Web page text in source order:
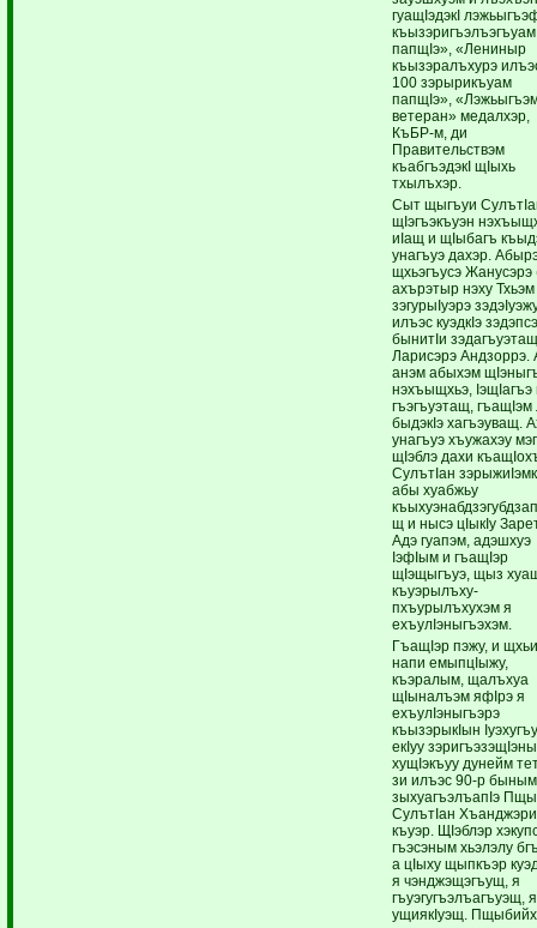
гуащIэдэкI
къызэригъэлъэгъуам
папщIэ», «Лениныр
къызэралъхурэ
100 зэрырикъуам
папщIэ»,
ветеран» медалхэр,
КъБР-м, ди
Правительствэм
къабгъэдэкI щIыхь
тхылъхэр.
Сыт щыгъуи
щIэгъэкъуэн
иIащ и щIыбагъ
унагъуэ дахэр.
щхьэгъусэ Жанусэрэ
ахърэтыр нэху
зэгурыIуэрэ
илъэс куэдкIэ
бынитIи
Ларисэрэ Андзоррэ.
анэм абыхэм
нэхъыщхьэ, IэщIагъэ
гъэгъуэтащ, гъащIэм
быдэкIэ хагъэуващ.
унагъуэ хъужахэу
щIэблэ дахи
СулътIан
абы хуабжьу
щ и нысэ цIыкIу
Адэ гуапэм, адэшхуэ
IэфIым и гъащIэр
щIэщыгъуэ, щыз
къуэрылъху-
пхъурылъхухэм я
ехъулIэныгъэхэм.
ГъащIэр пэжу, и
напи емыпцIыжу,
къэралым, щалъхуа
щIыналъэм яфIрэ я
ехъулIэныгъэрэ
къызэрыкIын
екIуу
хущIэкъуу дунейм
зи илъэс 90-р быным
зыхуагъэлъапIэ
СулътIан
къуэр. ЩIэблэр
гъэсэным хьэлэлу
а цIыху щыпкъэр
я чэнджэщэгъущ, я
гъуэгугъэлъагъуэщ, я
ущиякIуэщ.